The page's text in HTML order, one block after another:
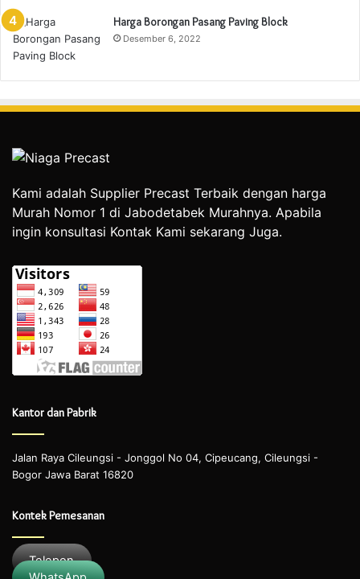
Harga Borongan Pasang Paving Block
Desember 6, 2022
Kami adalah Supplier Precast Terbaik dengan harga
Murah Nomor 1 di Jabodetabek Murahnya. Apabila
ingin konsultasi Kontak Kami sekarang Juga.
Kantor dan Pabrik
Jalan Raya Cileungsi - Jonggol No 04, Cipeucang, Cileungsi -
Bogor Jawa Barat 16820
Kontek Pemesanan
Telepon